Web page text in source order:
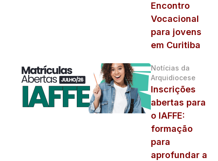
Encontro
Vocacional
para jovens
em Curitiba
Notícias da
Arquidiocese
Inscrições
abertas para
o IAFFE:
formação
para
aprofundar a